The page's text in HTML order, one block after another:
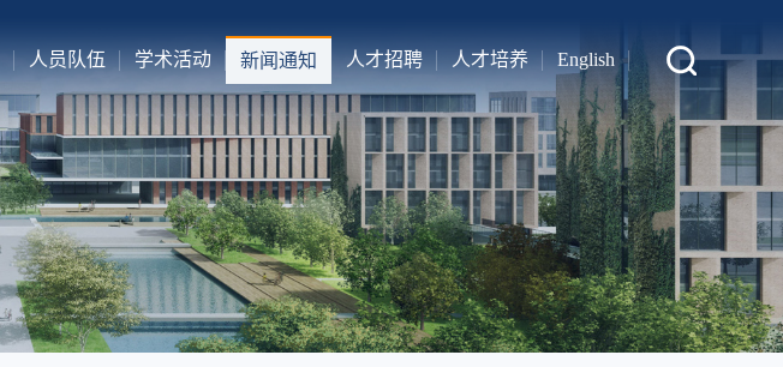
人员队伍 学术活动 新闻通知 人才招聘 人才培养 English